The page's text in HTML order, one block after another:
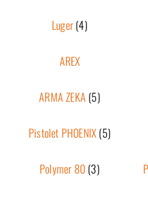
Luger(4)
AREX
ARMA ZEKA (5)
Pistolet PHOENIX(5)
Polymer 80(3)